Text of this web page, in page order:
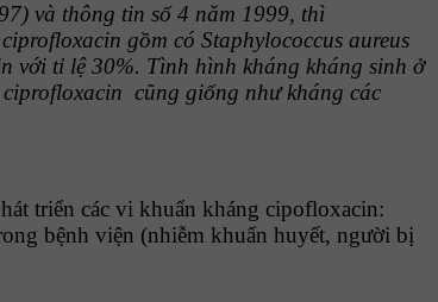
và thông tin số 4 năm 1999, thì
gồm có Staphylococcus aureus
với tỉ lệ 30%. Tình hình kháng kháng sinh ở
cũng giống như kháng các
triển các vi khuẩn kháng cipofloxacin:
bệnh viện (nhiễm khuẩn huyết, người bị